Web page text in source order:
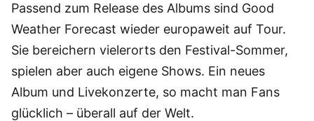
Passend zum Release des Albums sind Good
Weather Forecast wieder europaweit auf Tour.
Sie bereichern vielerorts den Festival-Sommer,
spielen aber auch eigene Shows. Ein neues
Album und Livekonzerte, so macht man Fans
glücklich – überall auf der Welt.